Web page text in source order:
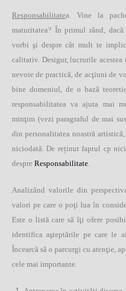
Responsabilitatea. Vine la
maturitatea? În primul rând,
vorbi şi despre cât mult te
calitativ. Desigur, lucrurile acestea
nevoie de practică, de acţiuni de
bine domeniul, de o bază
responsabilitatea va ajuta mai
minţim (vezi paragraful de mai
din personalitatea noastră
niciodată. De reținut faptul cp
despre Responsabilitate.
Analizând valorile din
valori pe care o poţi lua în
Este o listă care să îţi ofere
identifica aşteptările pe care le
Încearcă să o parcurgi cu atenţie,
cele mai importante.